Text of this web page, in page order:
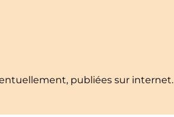
publiées sur internet.